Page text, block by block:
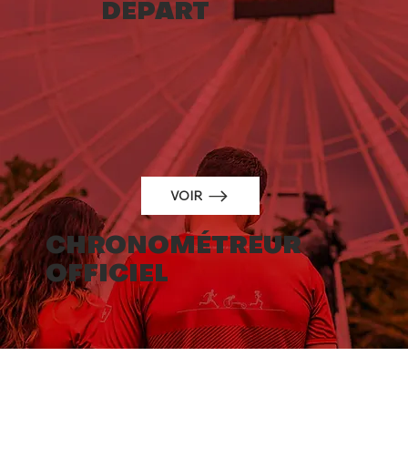
DÉPART
VOIR
CHRONOMÉTREUR
OFFICIEL
Le Generali Genève Marathon
2025 couronnera les champions
suisses de la distance reine